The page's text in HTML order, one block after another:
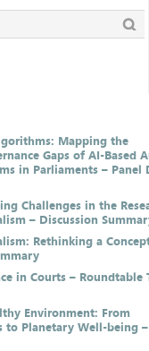
Mapping the
Gaps of AI-Based
in Parliaments – Panel
Challenges in the
– Discussion
Rethinking a
in Courts – Roundtable
Environment: From
to Planetary Well-being